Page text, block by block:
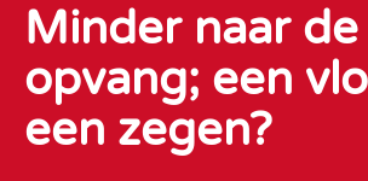
Minder naar de
opvang; een
een zegen?